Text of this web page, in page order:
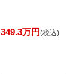
349.3万円(税込)